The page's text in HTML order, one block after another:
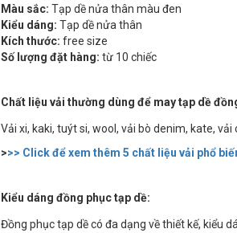
Màu sắc: Tạp dề nửa thân màu đen
Kiểu dáng: Tạp dề nửa thân
Kích thước: free size
Số lượng đặt hàng: từ 10 chiếc
Chất liệu vải thường dùng để may tạp dề
Vải xi, kaki, tuýt si, wool, vải bò denim, kate, vải
>>> Click để xem thêm 5 chất liệu vải phổ
Kiểu dáng đồng phục tạp dề:
Đồng phục tạp dề có đa dạng về thiết kế, kiểu